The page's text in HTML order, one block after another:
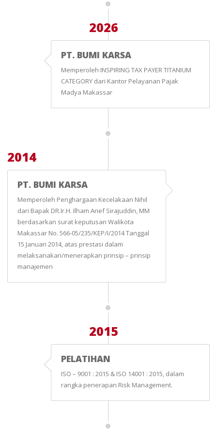
2026
PT. BUMI KARSA
Memperoleh INSPIRING TAX PAYER TITANIUM
CATEGORY dari Kantor Pelayanan Pajak
Madya Makassar
2014
PT. BUMI KARSA
Memperoleh Penghargaan Kecelakaan Nihil
dari Bapak DR.Ir.H. Ilham Arief Sirajuddin, MM
berdasarkan surat keputusan Walikota
Makassar No. 566-05/235/KEP/I/2014 Tanggal
15 Januari 2014, atas prestasi dalam
melaksanakan/menerapkan prinsip – prinsip
manajemen
2015
PELATIHAN
ISO – 9001 : 2015 & ISO 14001 : 2015, dalam
rangka penerapan Risk Management.